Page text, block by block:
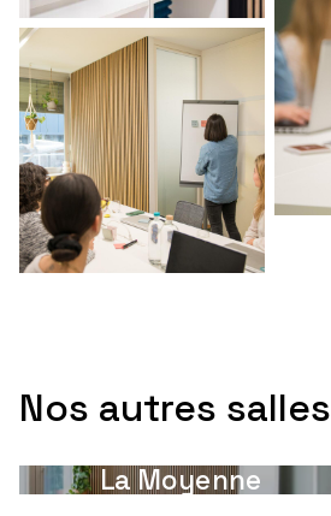
Nos autres salles
La Moyenne